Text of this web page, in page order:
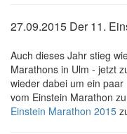
27.09.2015 Der 11.
Auch dieses Jahr stieg
Marathons in Ulm - jetzt
wieder dabei um ein
vom Einstein Marathon
Einstein Marathon 2015